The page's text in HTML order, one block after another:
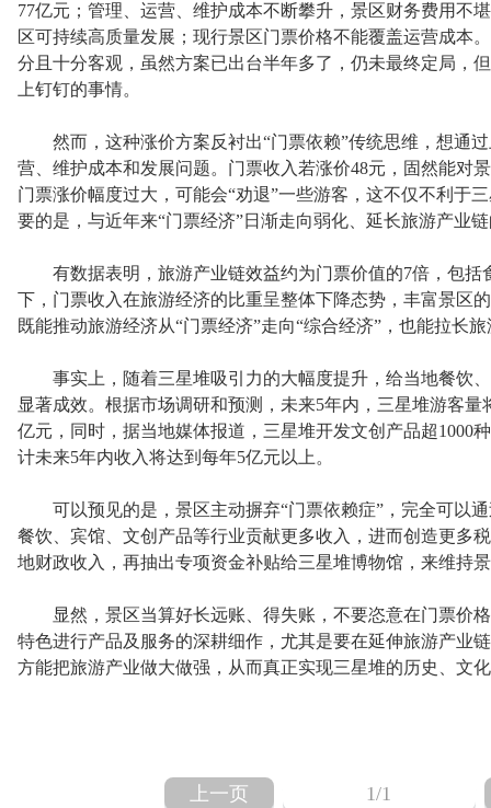
77亿元；管理、运营、维护成本不断攀升，景区财务费用不
区可持续高质量发展；现行景区门票价格不能覆盖运营成本
分且十分客观，虽然方案已出台半年多了，仍未最终定局，
上钉钉的事情。
然而，这种涨价方案反衬出“门票依赖”传统思维，想通过
营、维护成本和发展问题。门票收入若涨价48元，固然能对
门票涨价幅度过大，可能会“劝退”一些游客，这不仅不利于
要的是，与近年来“门票经济”日渐走向弱化、延长旅游产业
有数据表明，旅游产业链效益约为门票价值的7倍，包括
下，门票收入在旅游经济的比重呈整体下降态势，丰富景区
既能推动旅游经济从“门票经济”走向“综合经济”，也能拉长
事实上，随着三星堆吸引力的大幅度提升，给当地餐饮
显著成效。根据市场调研和预测，未来5年内，三星堆游客
亿元，同时，据当地媒体报道，三星堆开发文创产品超1000
计未来5年内收入将达到每年5亿元以上。
可以预见的是，景区主动摒弃“门票依赖症”，完全可以通
餐饮、宾馆、文创产品等行业贡献更多收入，进而创造更多
地财政收入，再抽出专项资金补贴给三星堆博物馆，来维持
显然，景区当算好长远账、得失账，不要恣意在门票价格
特色进行产品及服务的深耕细作，尤其是要在延伸旅游产业
方能把旅游产业做大做强，从而真正实现三星堆的历史、文
上一页 1/1